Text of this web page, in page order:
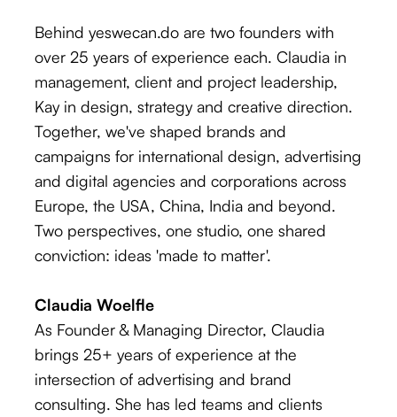
Behind yeswecan.do are two founders with
over 25 years of experience each. Claudia in
management, client and project leadership,
Kay in design, strategy and creative direction.
Together, we've shaped brands and
campaigns for international design, advertising
and digital agencies and corporations across
Europe, the USA, China, India and beyond.
Two perspectives, one studio, one shared
conviction: ideas 'made to matter'.
Claudia Woelfle
As Founder & Managing Director, Claudia
brings 25+ years of experience at the
intersection of advertising and brand
consulting. She has led teams and clients